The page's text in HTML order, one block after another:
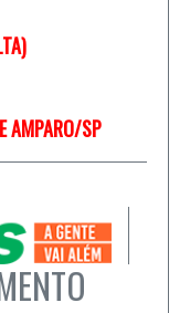
AMPARO/SP